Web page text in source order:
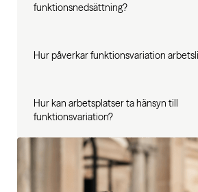
funktionsnedsättning?
Hur påverkar funktionsvariation
Hur kan arbetsplatser ta hänsyn till
funktionsvariation?